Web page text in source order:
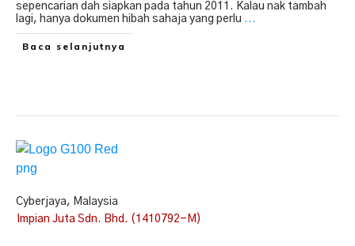
sepencarian dah siapkan pada tahun 2011. Kalau nak tambah
lagi, hanya dokumen hibah sahaja yang perlu ...
Baca selanjutnya
Cyberjaya, Malaysia
Impian Juta Sdn. Bhd. (1410792-M)